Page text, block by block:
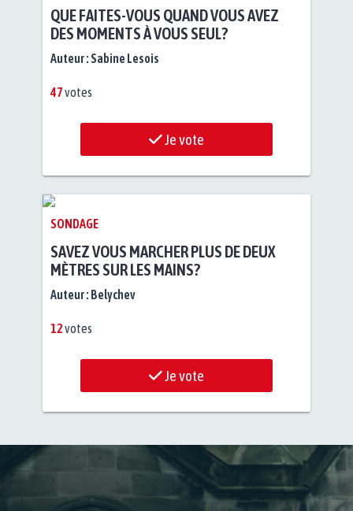
QUE FAITES-VOUS QUAND VOUS AVEZ
DES MOMENTS À VOUS SEUL?
Auteur :Sabine Lesois
47votes
Je vote
SONDAGE
SAVEZ VOUS MARCHER PLUS DE DEUX
MÈTRES SUR LES MAINS?
Auteur : Belychev
12votes
Je vote